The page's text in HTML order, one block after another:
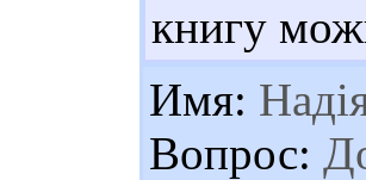
книгу
Имя:
Вопрос: